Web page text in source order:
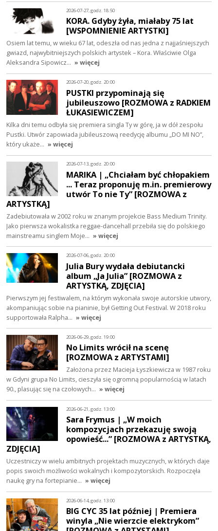
2026-07-27, godz. 18:50
KORA. Gdyby żyła, miałaby 75 lat
[WSPOMNIENIE ARTYSTKI]
Osiem lat temu, w wieku 67 lat, odeszła od nas jedna z najjaśniejszych
gwiazd, najwybitniejszych polskich artystek – Kora. Właściwie Olga
Aleksandra Sipowicz… » więcej
2026-07-20, godz. 20:00
PUSTKI przypominają się
jubileuszowo [ROZMOWA z RADKIEM
ŁUKASIEWICZEM]
Kilka dni temu odbyła się premiera singla Ty w górę, ja w dół zespołu
Pustki. Utwór zapowiada jubileuszową reedycję albumu „DO MI NO”,
który ukaże… » więcej
2026-07-13, godz. 20:00
MARIKA | „Chciałam być chłopakiem
... Teraz proponuję m.in. premierowy
utwór To nie Ty” [ROZMOWA z
ARTYSTKĄ]
Zadebiutowała w 2002 roku w znanym projekcie Bass Medium Trinity.
Jako pierwsza wokalistka reggae-dancehall przebiła się do polskiego
mainstreamu singlem Moje… » więcej
2026-07-06, godz. 20:00
Julia Bury wydała debiutancki
album „Ja Julia” [ROZMOWA z
ARTYSTKĄ, ZDJĘCIA]
Pierwszym jej festiwalem, na którym wykonała swoje autorskie utwory,
akompaniując sobie na pianinie, był Getting Out Festival. W 2018 roku
supportowała Ralpha… » więcej
2026-06-29, godz. 19:00
No Limits wrócił na scenę
[ROZMOWA z ARTYSTAMI]
Założona przez Macieja Łyszkiewicza w 1987 roku
w Gdyni grupa No Limits, cieszyła się ogromną popularnością w latach
90., plasując się na czołowych… » więcej
2026-06-21, godz. 13:00
Sara Frymus | „W moich
kompozycjach przekazuję swoją
opowieść...” [ROZMOWA z ARTYSTKĄ,
ZDJĘCIA]
Uczestniczy w wielu ambitnych projektach muzycznych, w których daje
popis swoich możliwości wokalnych i kompozytorskich. Rozpoczęła
naukę gry na fortepianie… » więcej
2026-06-14, godz. 13:00
BIG CYC 35 lat później | Premiera
winyla „Nie wierzcie elektrykom”